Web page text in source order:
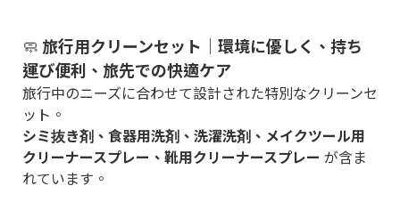
🧼 旅行用クリーンセット｜環境に優しく、持ち
運び便利、旅先での快適ケア
旅行中のニーズに合わせて設計された特別なクリーンセ
ット。
シミ抜き剤、食器用洗剤、洗濯洗剤、メイクツール用
クリーナースプレー、靴用クリーナースプレー が含ま
れています。